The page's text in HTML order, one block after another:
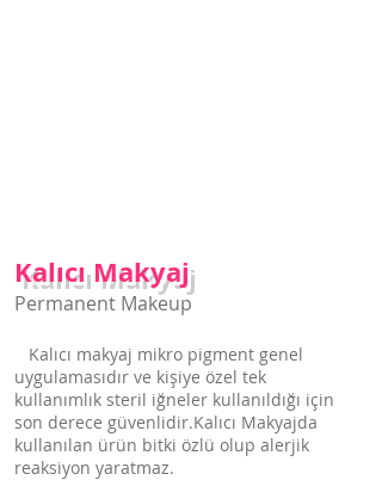
Kalıcı Makyaj
Permanent Makeup
Kalıcı makyaj mikro pigment genel
uygulamasıdır ve kişiye özel tek
kullanımlık steril iğneler kullanıldığı için
son derece güvenlidir.Kalıcı Makyajda
kullanılan ürün bitki özlü olup alerjik
reaksiyon yaratmaz.